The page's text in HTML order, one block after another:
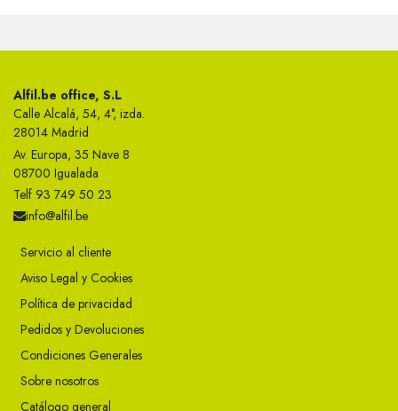
Alfil.be office, S.L
Calle Alcalá, 54, 4°, izda.
28014 Madrid
Av. Europa, 35 Nave 8
08700 Igualada
Telf 93 749 50 23
info@alfil.be
Servicio al cliente
Aviso Legal y Cookies
Política de privacidad
Pedidos y Devoluciones
Condiciones Generales
Sobre nosotros
Catálogo general